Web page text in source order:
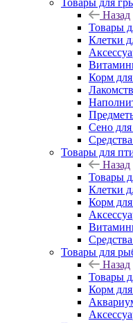
Товары для
Назад
Товары
Клетки
Корм
Сено
Товары для
Назад
Товары
Клетки
Корм
Товары для
Назад
Товары
Корм